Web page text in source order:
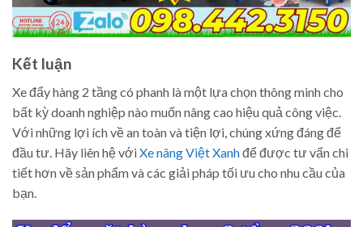
Kết luận
Xe đẩy hàng 2 tầng có phanh là một lựa chọn thông minh cho
bất kỳ doanh nghiệp nào muốn nâng cao hiệu quả công việc.
Với những lợi ích về an toàn và tiện lợi, chúng xứng đáng để
đầu tư. Hãy liên hệ vớiXe nâng Việt Xanhđể được tư vấn chi
tiết hơn về sản phẩm và các giải pháp tối ưu cho nhu cầu của
bạn.